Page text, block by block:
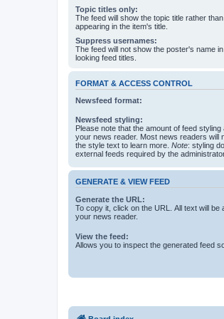
Topic titles only:
The feed will show the topic title rather
appearing in the item's title.
Suppress usernames:
The feed will not show the poster's name
looking feed titles.
FORMAT & ACCESS CONTROL
Newsfeed format:
Newsfeed styling:
Please note that the amount of feed
your news reader. Most news readers
the style text to learn more. Note: styling
external feeds required by the
GENERATE & VIEW FEED
Generate the URL:
To copy it, click on the URL. All text will
your news reader.
View the feed:
Allows you to inspect the generated feed